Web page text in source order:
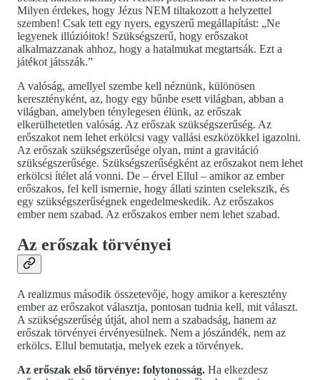
Milyen érdekes, hogy Jézus NEM tiltakozott a helyzettel
szemben! Csak tett egy nyers, egyszerű megállapítást: „Ne
legyenek illúzióitok! Szükségszerű, hogy erőszakot
alkalmazzanak ahhoz, hogy a hatalmukat megtartsák. Ezt a
játékot játsszák.”
A valóság, amellyel szembe kell néznünk, különösen
keresztényként, az, hogy egy bűnbe esett világban, abban a
világban, amelyben ténylegesen élünk, az erőszak
elkerülhetetlen valóság. Az erőszak szükségszerűség. Az
erőszakot nem lehet erkölcsi vagy vallási eszközökkel igazolni.
Az erőszak szükségszerűsége olyan, mint a gravitáció
szükségszerűsége. Szükségszerűségként az erőszakot nem lehet
erkölcsi ítélet alá vonni. De – érvel Ellul – amikor az ember
erőszakos, fel kell ismernie, hogy állati szinten cselekszik, és
egy szükségszerűségnek engedelmeskedik. Az erőszakos
ember nem szabad. Az erőszakos ember nem lehet szabad.
Az erőszak törvényei
A realizmus második összetevője, hogy amikor a keresztény
ember az erőszakot választja, pontosan tudnia kell, mit választ.
A szükségszerűség útját, ahol nem a szabadság, hanem az
erőszak törvényei érvényesülnek. Nem a jószándék, nem az
erkölcs. Ellul bemutatja, melyek ezek a törvények.
Az erőszak első törvénye: folytonosság. Ha elkezdesz